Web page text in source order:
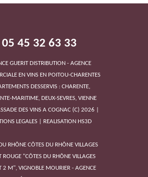
05 45 32 63 33
GUERIT DISTRIBUTION - AGENCE
EN VINS EN POITOU-CHARENTES
DESSERVIS : CHARENTE,
MARITIME, DEUX-SEVRES, VIENNE
DES VINS A COGNAC(C) 2026
LEGALES
REALISATION HS3D
RHÔNE CÔTES DU RHÔNE VILLAGES
ROUGE "CÔTES DU RHÔNE VILLAGES
2 M", VIGNOBLE MOURIER - AGENCE